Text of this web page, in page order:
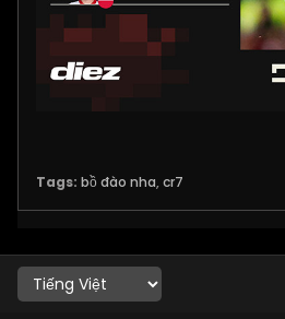
Tags: bồ đào nha, cr7